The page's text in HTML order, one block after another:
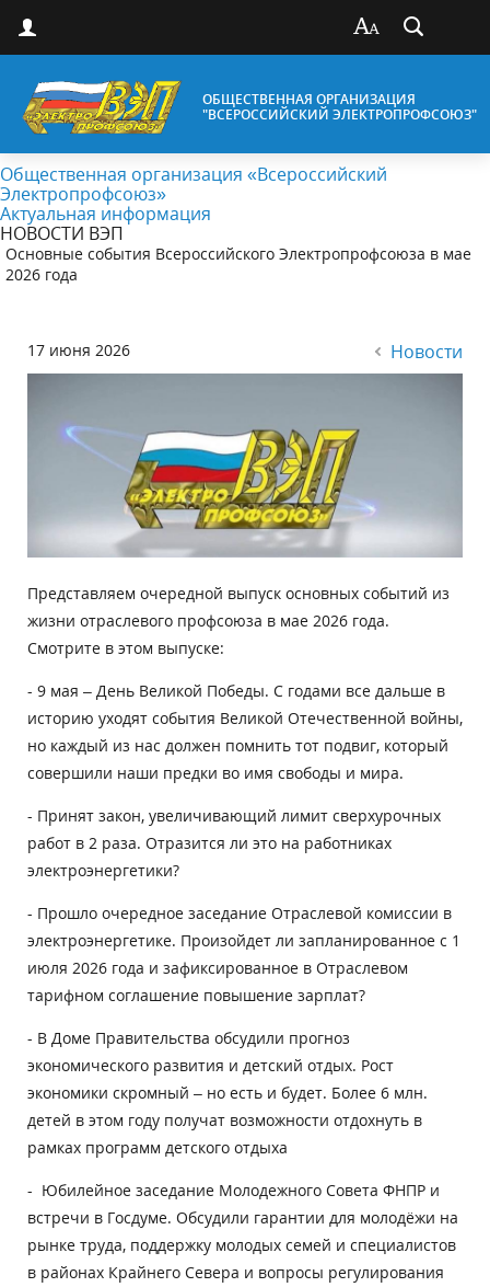
ОБЩЕСТВЕННАЯ ОРГАНИЗАЦИЯ
"ВСЕРОССИЙСКИЙ ЭЛЕКТРОПРОФСОЮЗ"
Общественная организация «Всероссийский
Электропрофсоюз»
Актуальная информация
НОВОСТИ ВЭП
Основные события Всероссийского Электропрофсоюза в мае
2026 года
17 июня 2026 Новости
Представляем очередной выпуск основных событий из
жизни отраслевого профсоюза в мае 2026 года.
Смотрите в этом выпуске:
- 9 мая – День Великой Победы. С годами все дальше в
историю уходят события Великой Отечественной войны,
но каждый из нас должен помнить тот подвиг, который
совершили наши предки во имя свободы и мира.
- Принят закон, увеличивающий лимит сверхурочных
работ в 2 раза. Отразится ли это на работниках
электроэнергетики?
- Прошло очередное заседание Отраслевой комиссии в
электроэнергетике. Произойдет ли запланированное с 1
июля 2026 года и зафиксированное в Отраслевом
тарифном соглашение повышение зарплат?
- В Доме Правительства обсудили прогноз
экономического развития и детский отдых. Рост
экономики скромный – но есть и будет. Более 6 млн.
детей в этом году получат возможности отдохнуть в
рамках программ детского отдыха
- Юбилейное заседание Молодежного Совета ФНПР и
встречи в Госдуме. Обсудили гарантии для молодёжи на
рынке труда, поддержку молодых семей и специалистов
в районах Крайнего Севера и вопросы регулирования